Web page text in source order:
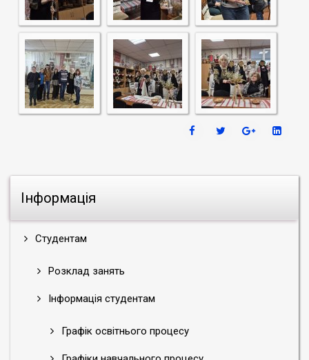
Інформація
Студентам
Розклад занять
Інформація студентам
Графік освітнього процесу